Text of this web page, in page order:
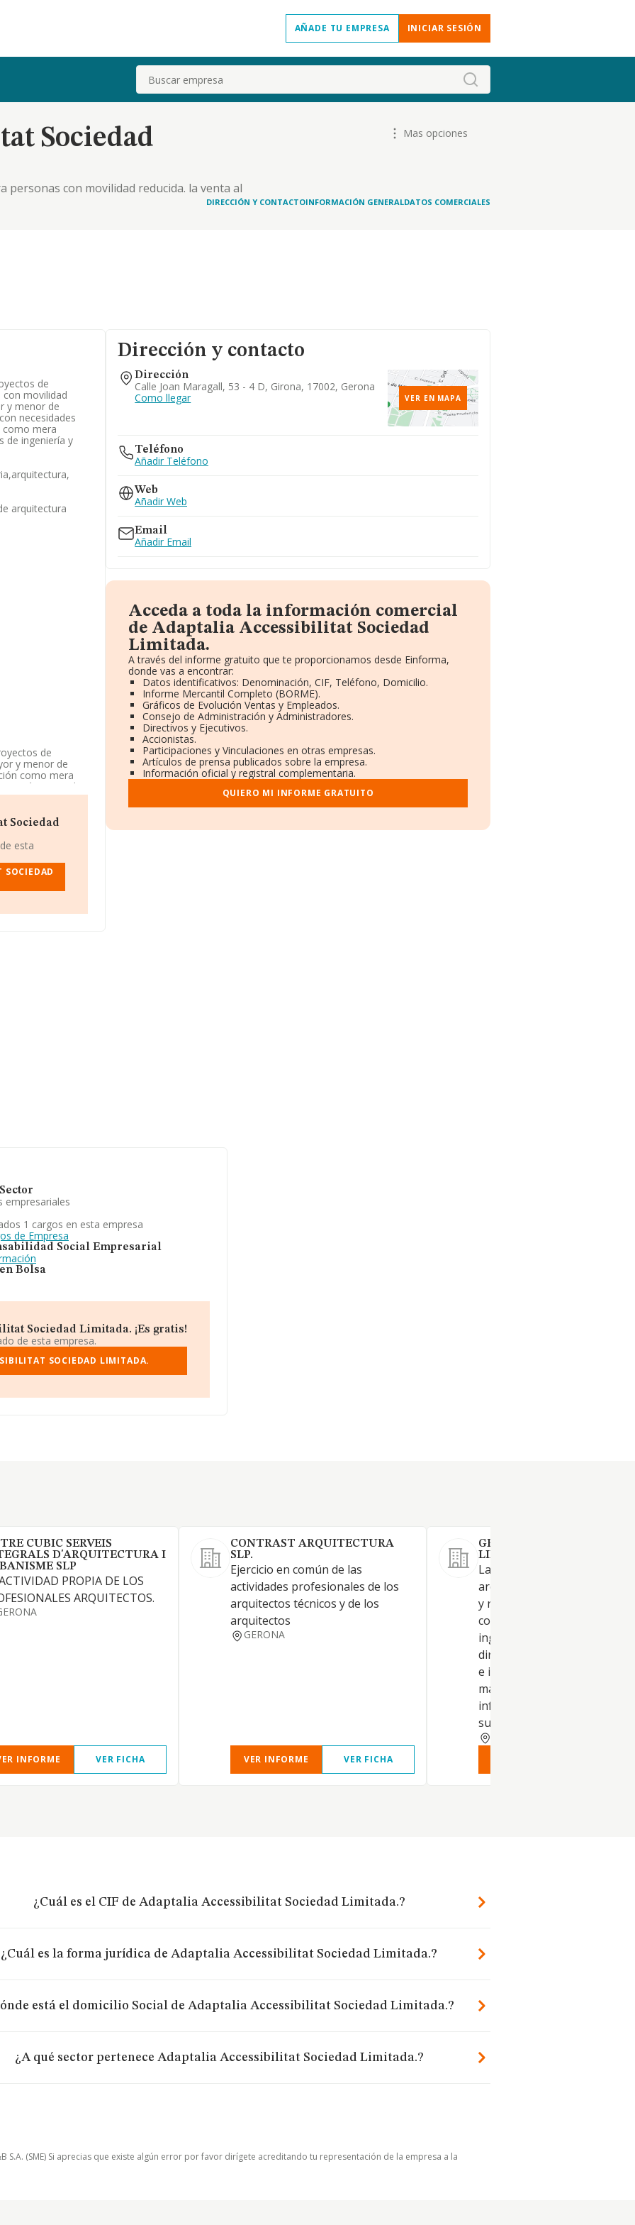
AÑADE TU EMPRESA INICIAR SESIÓN
Buscar
Sociedad
personas con movilidad reducida. la venta al
especiales. la intervención como mera
Mas opciones
DIRECCIÓN Y CONTACTOINFORMACIÓN GENERALDATOS COMERCIALES
de
con movilidad
y menor de
necesidades
como mera
de ingeniería y
arquitectura
de
y menor de
como mera
está registrada
'Servicios
Cataluña.
empresas, en
euros y el
a los 129
33 millones de
Sociedad
esta
SOCIEDAD
Dirección y contacto
Dirección
Calle Joan Maragall, 53 - 4 D, Girona, 17002, Gerona
Como llegar
VER EN MAPA
Teléfono
Añadir Teléfono
Web
Añadir Web
Email
Añadir Email
Acceda a toda la información comercial
de Adaptalia Accessibilitat Sociedad
Limitada.
A través del informe gratuito que te proporcionamos desde Einforma,
donde vas a encontrar:
Datos identificativos: Denominación, CIF, Teléfono, Domicilio.
Informe Mercantil Completo (BORME).
Gráficos de Evolución Ventas y Empleados.
Consejo de Administración y Administradores.
Directivos y Ejecutivos.
Accionistas.
Participaciones y Vinculaciones en otras empresas.
Artículos de prensa publicados sobre la empresa.
Información oficial y registral complementaria.
QUIERO MI INFORME GRATUITO
empresariales
1 cargos en esta empresa
de Empresa
Social Empresarial
Bolsa
Sociedad Limitada. ¡Es gratis!
de esta empresa.
SOCIEDAD LIMITADA.
CUBIC SERVEIS
D'ARQUITECTURA I
SLP
PROPIA DE LOS
ARQUITECTOS.
INFORME VER FICHA
CONTRAST ARQUITECTURA
SLP.
Ejercicio en común de las
actividades profesionales de los
arquitectos técnicos y de los
arquitectos
GERONA
VER INFORME VER FICHA
GRN DOMUS SOCIEDAD
LIMITADA.
La prestación de servicios de
arquitectura, arquitectura
y realización de estudios de
consultoría, proyectos de
ingeniería, asistencia técnica
dirección de la ejecución de
e instalaciones, la
mantenimiento y gestión de
infraestructuras,
superestructuras
¿Cuál es el CIF de Adaptalia Accessibilitat Sociedad Limitada.?
¿Cuál es la forma jurídica de Adaptalia Accessibilitat Sociedad Limitada.?
está el domicilio Social de Adaptalia Accessibilitat Sociedad Limitada.?
¿A qué sector pertenece Adaptalia Accessibilitat Sociedad Limitada.?
(SME) Si aprecias que existe algún error por favor dirígete acreditando tu representación de la empresa a la